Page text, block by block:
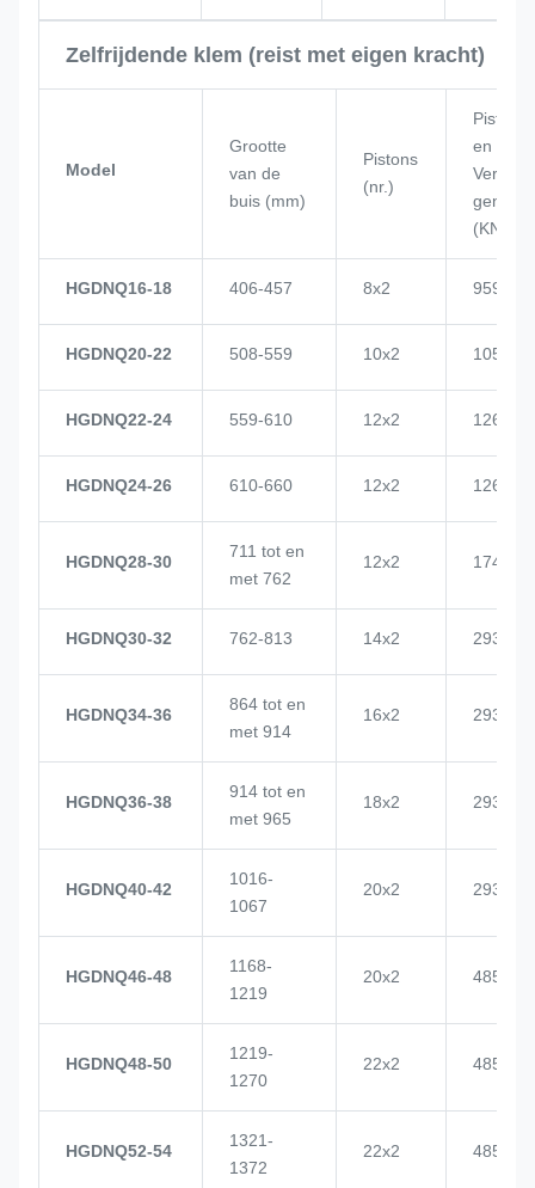
Zelfrijdende klem (reist met eigen kracht)
Model
Grootte
van de
buis (mm)
Pistons
(nr.)
Piston
en
Vermo
gen
(KN)
HGDNQ16-18 406-457 8x2 959
HGDNQ20-22 508-559 10x2 1057
HGDNQ22-24 559-610 12x2 1268
HGDNQ24-26 610-660 12x2 1268
HGDNQ28-30
711 tot en
met 762
12x2 1748
HGDNQ30-32 762-813 14x2 2937
HGDNQ34-36
864 tot en
met 914
16x2 2937
HGDNQ36-38
914 tot en
met 965
18x2 2937
HGDNQ40-42
1016-
1067
20x2 2937
HGDNQ46-48
1168-
1219
20x2 4855
HGDNQ48-50
1219-
1270
22x2 4855
HGDNQ52-54
1321-
1372
22x2 4855